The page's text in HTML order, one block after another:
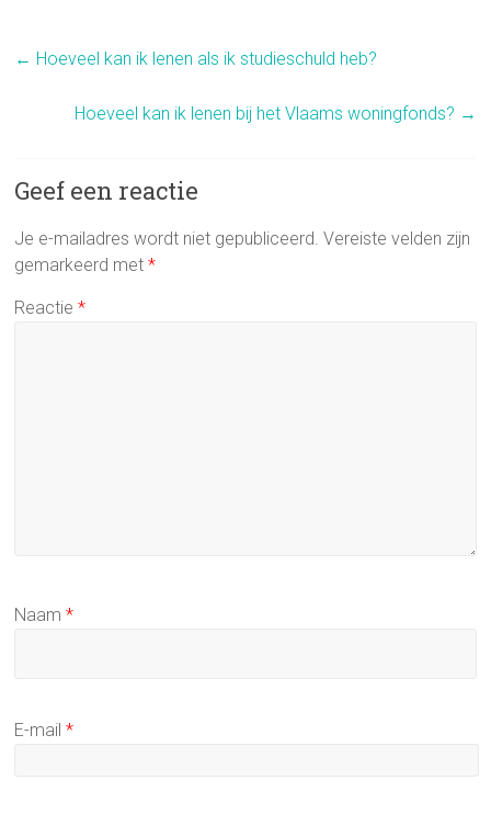
← Hoeveel kan ik lenen als ik studieschuld heb?
Hoeveel kan ik lenen bij het Vlaams woningfonds? →
Geef een reactie
Je e-mailadres wordt niet gepubliceerd. Vereiste velden zijn
gemarkeerd met*
Reactie*
Naam*
E-mail*